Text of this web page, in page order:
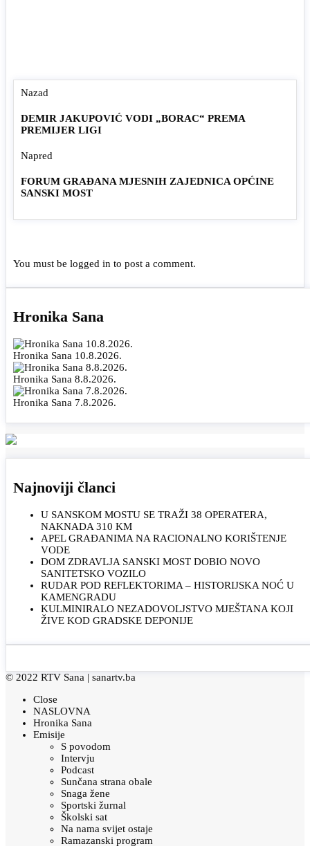
Nazad
DEMIR JAKUPOVIĆ VODI „BORAC“ PREMA
PREMIJER LIGI
Napred
FORUM GRAĐANA MJESNIH ZAJEDNICA OPĆINE
SANSKI MOST
You must be logged in to post a comment.
Hronika Sana
Hronika Sana 10.8.2026.
Hronika Sana 8.8.2026.
Hronika Sana 7.8.2026.
Najnoviji članci
U SANSKOM MOSTU SE TRAŽI 38 OPERATERA,
NAKNADA 310 KM
APEL GRAĐANIMA NA RACIONALNO KORIŠTENJE
VODE
DOM ZDRAVLJA SANSKI MOST DOBIO NOVO
SANITETSKO VOZILO
RUDAR POD REFLEKTORIMA – HISTORIJSKA NOĆ U
KAMENGRADU
KULMINIRALO NEZADOVOLJSTVO MJEŠTANA KOJI
ŽIVE KOD GRADSKE DEPONIJE
© 2022 RTV Sana | sanartv.ba
Close
NASLOVNA
Hronika Sana
Emisije
S povodom
Intervju
Podcast
Sunčana strana obale
Snaga žene
Sportski žurnal
Školski sat
Na nama svijet ostaje
Ramazanski program